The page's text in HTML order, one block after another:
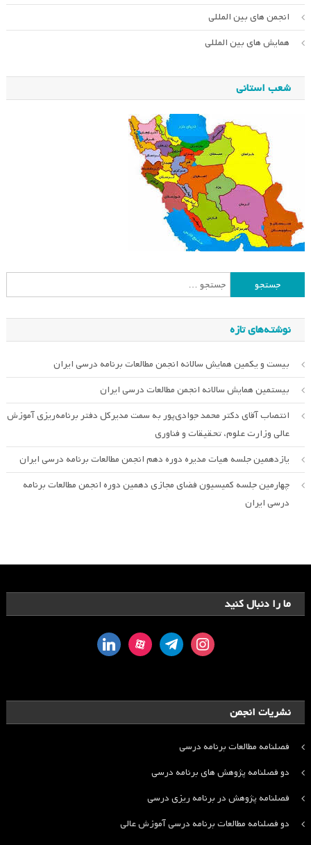
انجمن های بین المللی
همایش های بین المللی
شعب استانی
جستجو
برای:
نوشته‌های تازه
بیست و یکمین همایش سالانه انجمن مطالعات برنامه درسی ایران
بیستمین همایش سالانه انجمن مطالعات درسی ایران
انتصاب آقای دکتر محمد جوادی‌پور به سمت مدیرکل دفتر برنامه‌ریزی آموزش
عالی وزارت علوم، تحقیقات و فناوری
یازدهمین جلسه هیات مدیره دوره دهم انجمن مطالعات برنامه درسی ایران
چهارمین جلسه کمیسیون فضای مجازی دهمین دوره انجمن مطالعات برنامه
درسی ایران
ما را دنبال کنید
instagram
telegram
aparat
linkedin
نشریات انجمن
فصلنامه مطالعات برنامه درسی
دو فصلنامه پژوهش های برنامه درسی
فصلنامه پژوهش در برنامه ریزی درسی
دو فصلنامه مطالعات برنامه درسی آموزش عالی